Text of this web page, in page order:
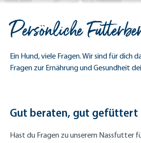
Persönliche
Ein Hund, viele Fragen. Wir sind für dich
Fragen zur Ernährung und Gesundheit
Gut beraten, gut gefüttert
Hast du Fragen zu unserem Nassfutter